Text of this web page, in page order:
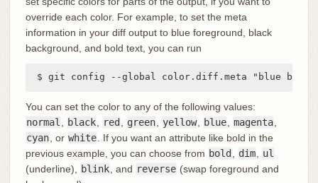
override each color. For example, to set the meta
information in your diff output to blue foreground, black
background, and bold text, you can run
$ git config --global color.diff.meta "blue black
You can set the color to any of the following values:
normal
black red green yellow, blue magenta
cyan , or white . If you want an attribute like bold in the
previous example, you can choose from bold dim
ul
(underline),
blink , and reverse (swap foreground and